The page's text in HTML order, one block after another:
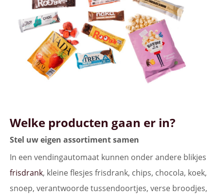
Welke producten gaan er in?
Stel uw eigen assortiment samen
In een vendingautomaat kunnen onder andere blikjes
frisdrank, kleine flesjes frisdrank, chips, chocola, koek,
snoep, verantwoorde tussendoortjes, verse broodjes,